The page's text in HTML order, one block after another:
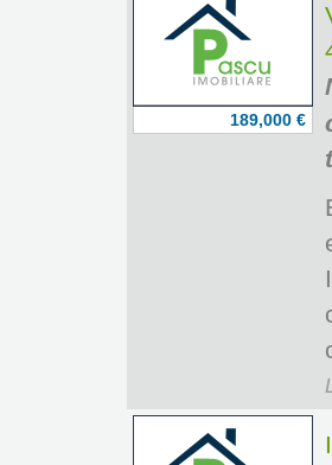
189,000 €